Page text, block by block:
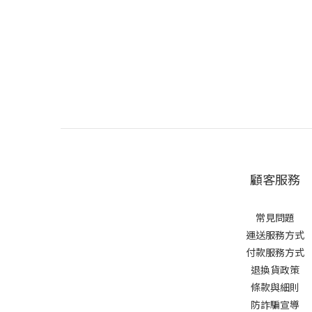
顧客服務
常見問題
運送服務方式
付款服務方式
退換貨政策
條款與細則
防詐騙宣導